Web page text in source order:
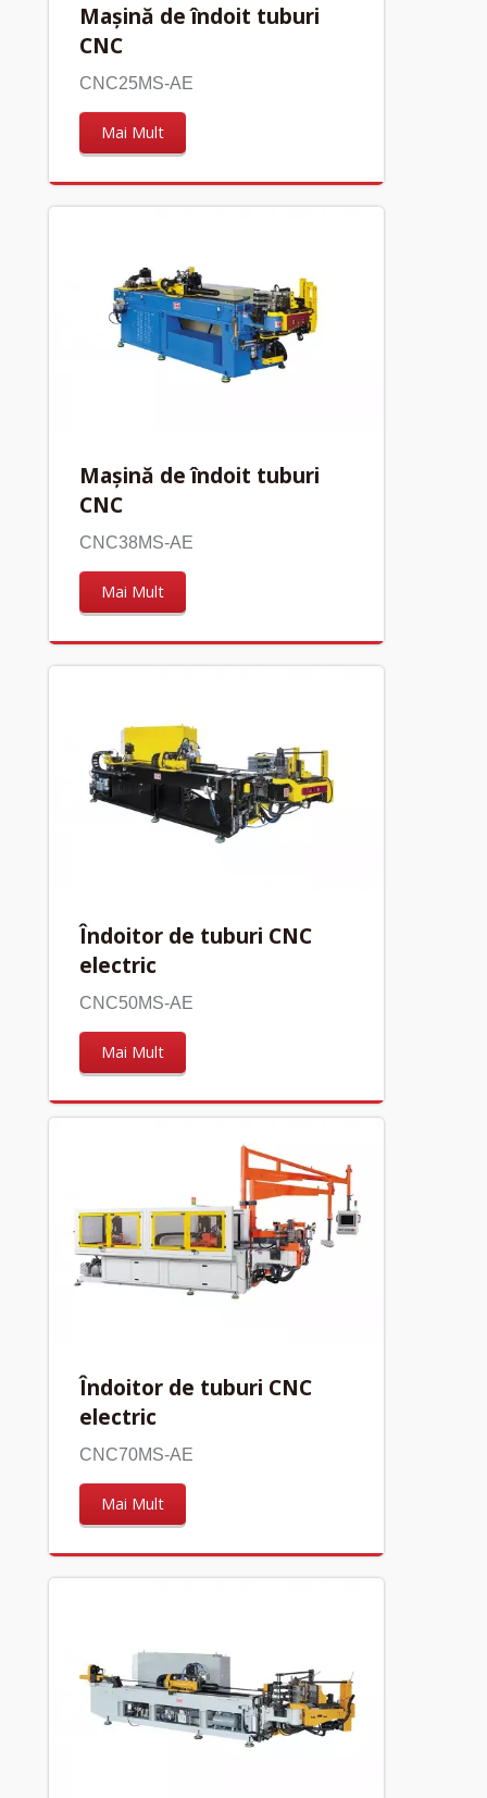
Mașină de îndoit tuburi
CNC
CNC25MS-AE
Mai Mult
Mașină de îndoit tuburi
CNC
CNC38MS-AE
Mai Mult
Îndoitor de tuburi CNC
electric
CNC50MS-AE
Mai Mult
Îndoitor de tuburi CNC
electric
CNC70MS-AE
Mai Mult